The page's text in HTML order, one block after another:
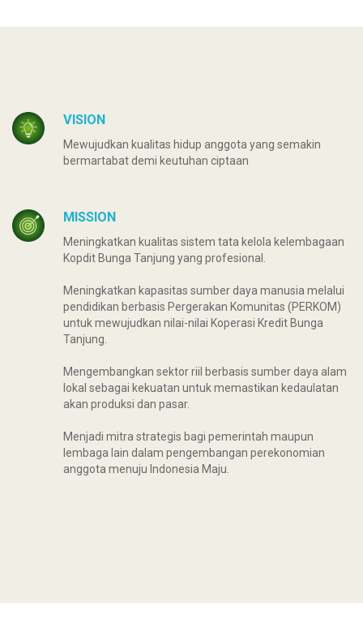
VISION
Mewujudkan kualitas hidup anggota yang semakin
bermartabat demi keutuhan ciptaan
MISSION
Meningkatkan kualitas sistem tata kelola kelembagaan
Kopdit Bunga Tanjung yang profesional.
Meningkatkan kapasitas sumber daya manusia melalui
pendidikan berbasis Pergerakan Komunitas (PERKOM)
untuk mewujudkan nilai-nilai Koperasi Kredit Bunga
Tanjung.
Mengembangkan sektor riil berbasis sumber daya alam
lokal sebagai kekuatan untuk memastikan kedaulatan
akan produksi dan pasar.
Menjadi mitra strategis bagi pemerintah maupun
lembaga lain dalam pengembangan perekonomian
anggota menuju Indonesia Maju.